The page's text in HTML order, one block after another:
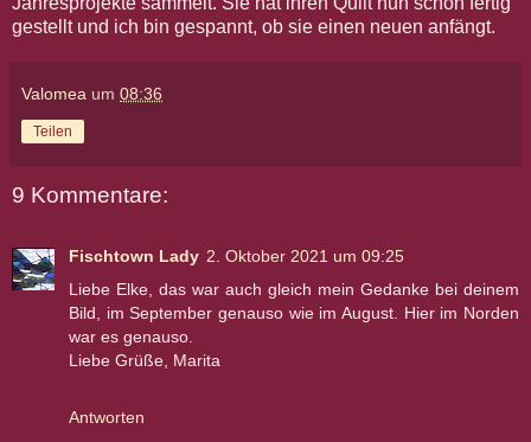
gestellt und ich bin gespannt, ob sie einen neuen anfängt.
Valomea um 08:36
Teilen
9 Kommentare:
Fischtown Lady 2. Oktober 2021 um 09:25
Liebe Elke, das war auch gleich mein Gedanke bei deinem
Bild, im September genauso wie im August. Hier im Norden
war es genauso.
Liebe Grüße, Marita
Antworten